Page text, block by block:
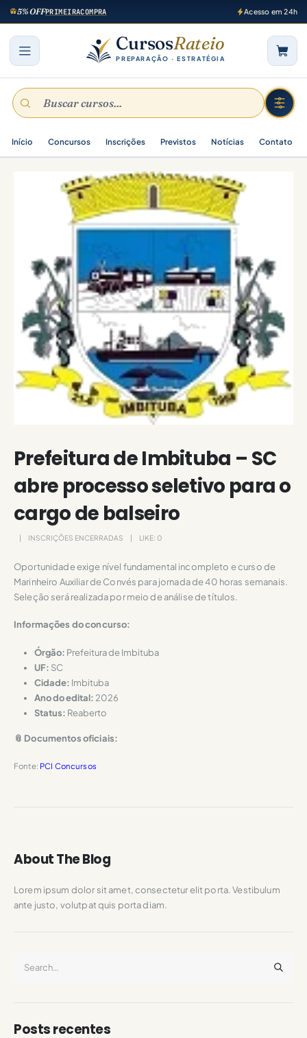
5% OFFPRIMEIRACOMPRA Acesso em 24h
CursosRateio
PREPARAÇÃO · ESTRATÉGIA
Início Concursos Inscrições Previstos Notícias Contato
Prefeitura de Imbituba – SC
abre processo seletivo para o
cargo de balseiro
INSCRIÇÕES ENCERRADAS LIKE: 0
Oportunidade exige nível fundamental incompleto e curso de
Marinheiro Auxiliar de Convés para jornada de 40 horas semanais.
Seleção será realizada por meio de análise de títulos.
Informações do concurso:
Órgão: Prefeitura de Imbituba
UF: SC
Cidade: Imbituba
Ano do edital: 2026
Status: Reaberto
📎 Documentos oficiais:
Fonte: PCI Concursos
About The Blog
Lorem ipsum dolor sit amet, consectetur elit porta. Vestibulum
ante justo, volutpat quis porta diam.
Posts recentes